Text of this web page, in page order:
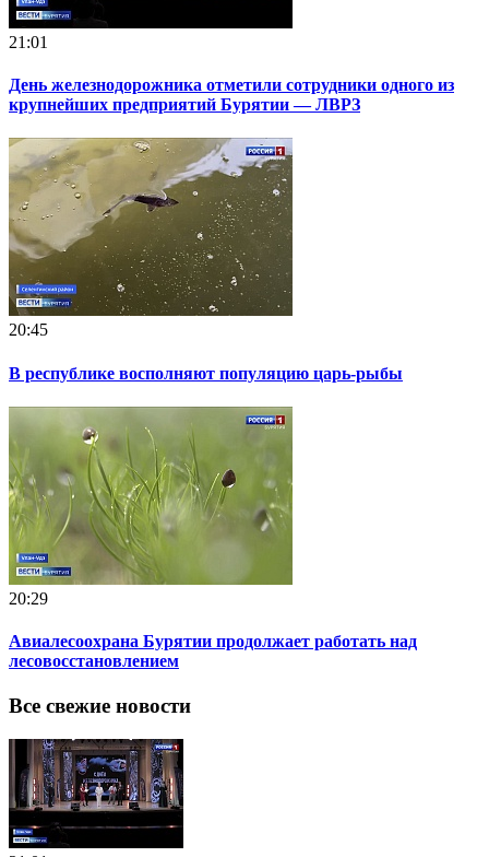
21:01
День железнодорожника отметили сотрудники одного из
крупнейших предприятий Бурятии — ЛВРЗ
20:45
В республике восполняют популяцию царь-рыбы
20:29
Авиалесоохрана Бурятии продолжает работать над
лесовосстановлением
Все свежие новости